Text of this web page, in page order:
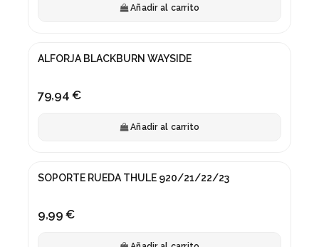
Añadir al carrito
ALFORJA BLACKBURN WAYSIDE
79,94 €
Añadir al carrito
SOPORTE RUEDA THULE 920/21/22/23
9,99 €